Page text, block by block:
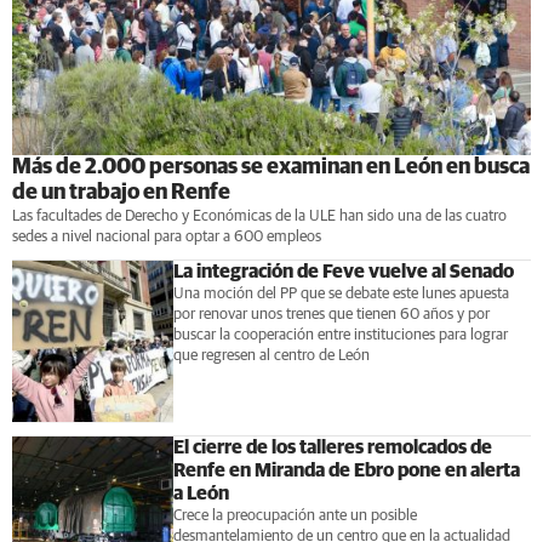
Más de 2.000 personas se examinan en León en busca
de un trabajo en Renfe
Las facultades de Derecho y Económicas de la ULE han sido una de las cuatro
sedes a nivel nacional para optar a 600 empleos
La integración de Feve vuelve al Senado
Una moción del PP que se debate este lunes apuesta
por renovar unos trenes que tienen 60 años y por
buscar la cooperación entre instituciones para lograr
que regresen al centro de León
El cierre de los talleres remolcados de
Renfe en Miranda de Ebro pone en alerta
a León
Crece la preocupación ante un posible
desmantelamiento de un centro que en la actualidad